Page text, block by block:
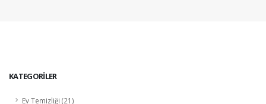
KATEGORİLER
Ev Temizliği (21)